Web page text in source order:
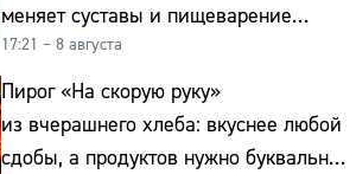
меняет суставы и пищеварение
после 50
17:21 – 8 августа
Пирог «На скорую руку»
из вчерашнего хлеба: вкуснее любой
сдобы, а продуктов нужно буквально